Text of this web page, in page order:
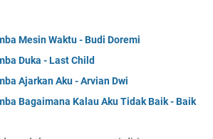
Mesin Waktu - Budi Doremi
Duka - Last Child
Ajarkan Aku - Arvian Dwi
Bagaimana Kalau Aku Tidak Baik - Baik